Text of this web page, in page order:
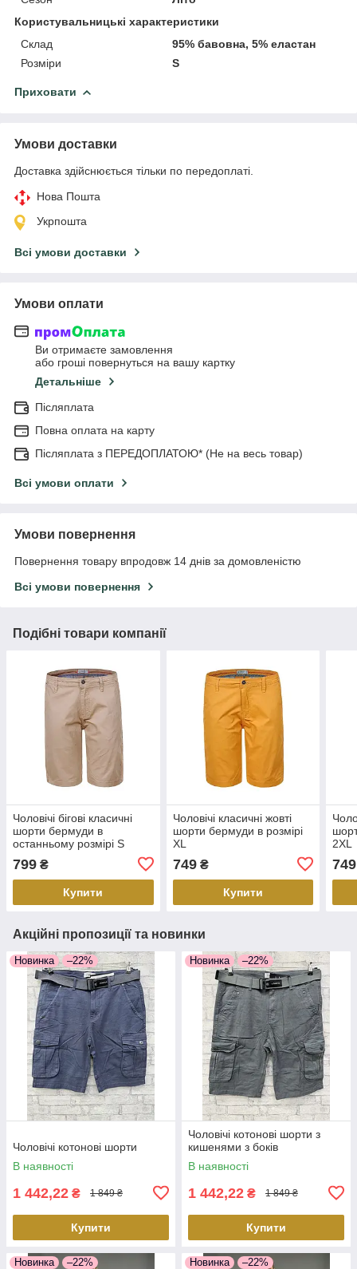
Користувальницькі характеристики
Склад
95% бавовна, 5% еластан
Розміри
S
Приховати
Умови доставки
Доставка здійснюється тільки по передоплаті.
Нова Пошта
Укрпошта
Всі умови доставки
Умови оплати
Ви отримаєте замовлення
або гроші повернуться на вашу картку
Детальніше
Післяплата
Повна оплата на карту
Післяплата з ПЕРЕДОПЛАТОЮ* (Не на весь товар)
Всі умови оплати
Умови повернення
Повернення товару впродовж 14 днів за домовленістю
Всі умови повернення
Подібні товари компанії
Чоловічі бігові класичні
шорти бермуди в
останньому розмірі S
799 ₴
Купити
Чоловічі класичні жовті
шорти бермуди в розмірі
XL
749₴
Купити
2XL
749
Акційні пропозиції та новинки
Новинка –22%
Чоловічі котонові шорти
В наявності
1 442,22 ₴ 1 849 ₴
Купити
Новинка –22%
Чоловічі котонові шорти з
кишенями з боків
В наявності
1 442,22 ₴ 1 849 ₴
Купити
Новинка –22% Новинка –22%